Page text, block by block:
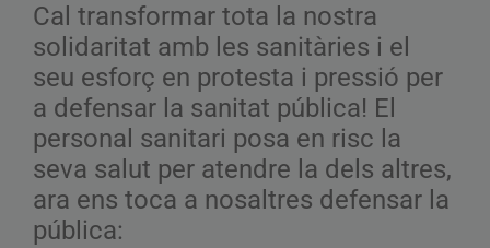
Cal transformar tota la nostra
solidaritat amb les sanitàries i el
seu esforç en protesta i pressió per
a defensar la sanitat pública! El
personal sanitari posa en risc la
seva salut per atendre la dels altres,
ara ens toca a nosaltres defensar la
pública: